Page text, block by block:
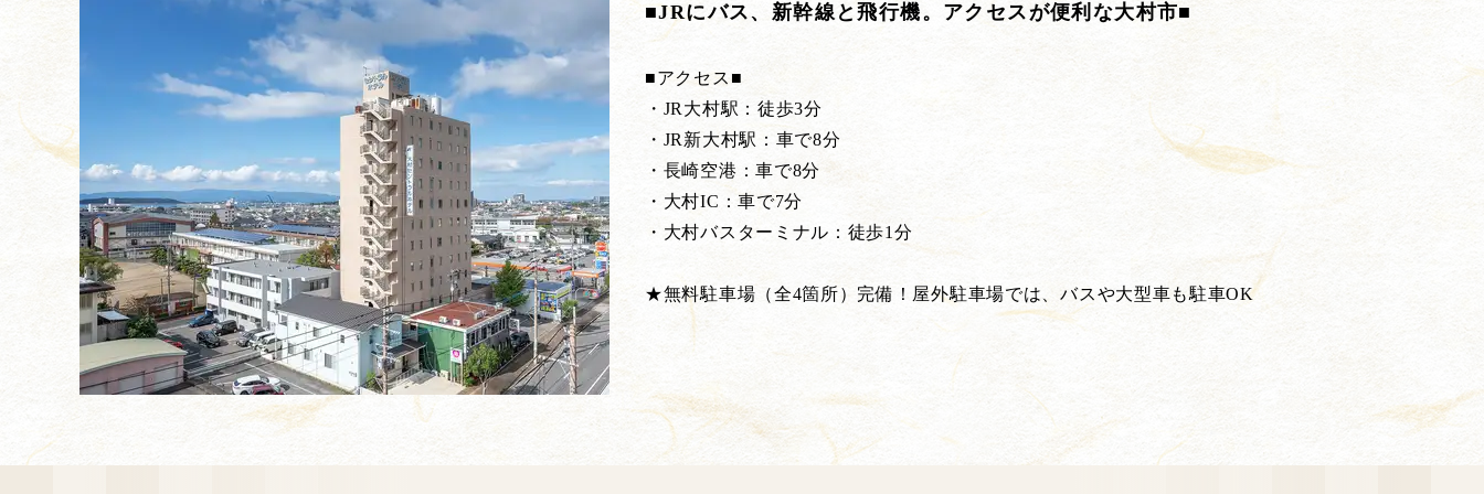
■JRにバス、新幹線と飛行機。アクセスが便利な大村市■
■アクセス■
・JR大村駅：徒歩3分
・JR新大村駅：車で8分
・長崎空港：車で8分
・大村IC：車で7分
・大村バスターミナル：徒歩1分
★無料駐車場（全4箇所）完備！屋外駐車場では、バスや大型車も駐車OK